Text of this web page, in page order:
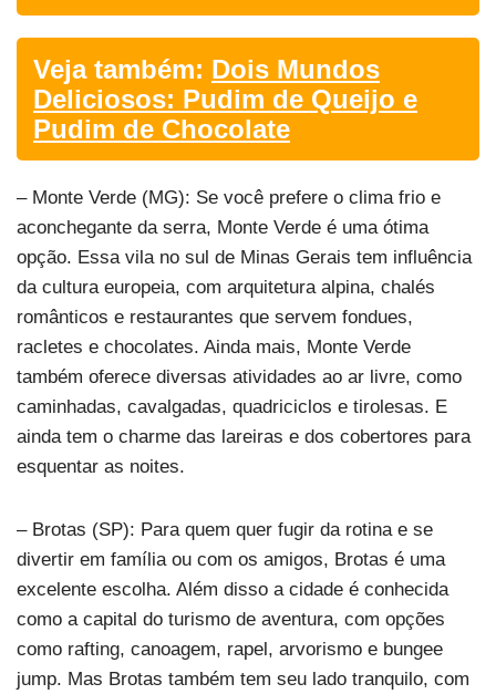
Veja também: Dois Mundos
Deliciosos: Pudim de Queijo e
Pudim de Chocolate
– Monte Verde (MG): Se você prefere o clima frio e
aconchegante da serra, Monte Verde é uma ótima
opção. Essa vila no sul de Minas Gerais tem influência
da cultura europeia, com arquitetura alpina, chalés
românticos e restaurantes que servem fondues,
racletes e chocolates. Ainda mais, Monte Verde
também oferece diversas atividades ao ar livre, como
caminhadas, cavalgadas, quadriciclos e tirolesas. E
ainda tem o charme das lareiras e dos cobertores para
esquentar as noites.
– Brotas (SP): Para quem quer fugir da rotina e se
divertir em família ou com os amigos, Brotas é uma
excelente escolha. Além disso a cidade é conhecida
como a capital do turismo de aventura, com opções
como rafting, canoagem, rapel, arvorismo e bungee
jump. Mas Brotas também tem seu lado tranquilo, com